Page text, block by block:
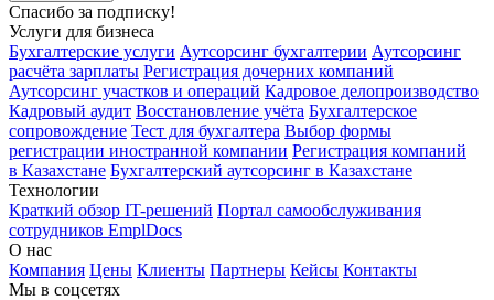
Спасибо за подписку!
Услуги для бизнеса
Бухгалтерские услуги Аутсорсинг бухгалтерии Аутсорсинг
расчёта зарплаты Регистрация дочерних компаний
Аутсорсинг участков и операций Кадровое делопроизводство
Кадровый аудит Восстановление учёта Бухгалтерское
сопровождение Тест для бухгалтера Выбор формы
регистрации иностранной компании Регистрация компаний
в Казахстане Бухгалтерский аутсорсинг в Казахстане
Технологии
Краткий обзор IT-решений Портал самообслуживания
сотрудников EmplDocs
О нас
Компания Цены Клиенты Партнеры Кейсы Контакты
Мы в соцсетях